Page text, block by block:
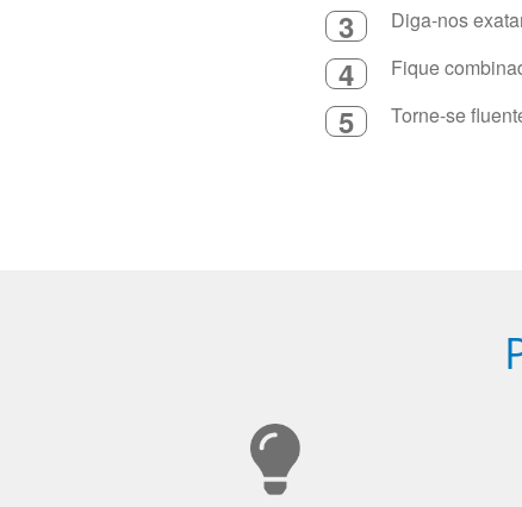
3 Diga-nos
4 Fique
5 Torne-se